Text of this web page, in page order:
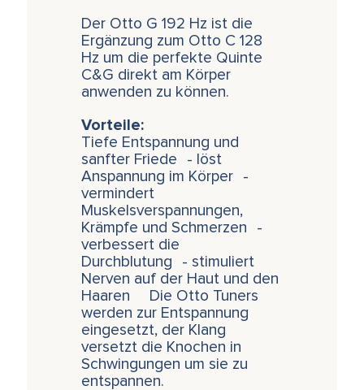
Der Otto G 192 Hz ist die
Ergänzung zum Otto C 128
Hz um die perfekte Quinte
C&G direkt am Körper
anwenden zu können.
Vorteile:
Tiefe Entspannung und
sanfter Friede - löst
Anspannung im Körper -
vermindert
Muskelsverspannungen,
Krämpfe und Schmerzen -
verbessert die
Durchblutung - stimuliert
Nerven auf der Haut und den
Haaren Die Otto Tuners
werden zur Entspannung
eingesetzt, der Klang
versetzt die Knochen in
Schwingungen um sie zu
entspannen.